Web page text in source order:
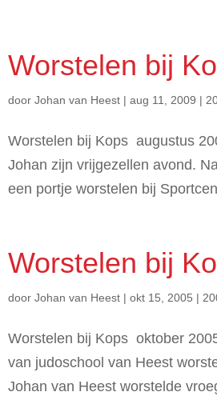
Worstelen bij
doorJohan van Heest |aug 11, 2009 |
Worstelen bij Kops augustus
Johan zijn vrijgezellen avond.
een portje worstelen bij
Worstelen bij
doorJohan van Heest |okt 15, 2005 |
Worstelen bij Kops oktober
van judoschool van Heest
Johan van Heest worstelde